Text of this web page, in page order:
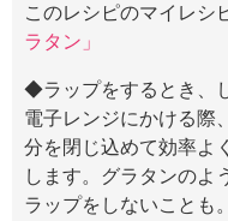
このレシピのマイレシ
ラタン」
◆ラップをするとき、
電子レンジにかける際
分を閉じ込めて効率よ
します。グラタンのよ
ラップをしないことも